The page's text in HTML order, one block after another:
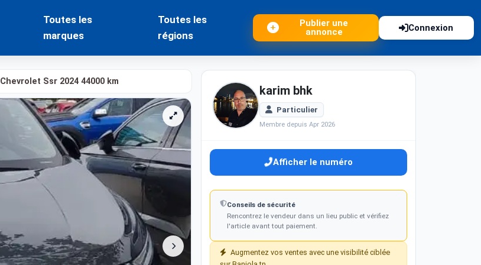
Toutes les
marques
Toutes les
régions
Publier une
annonce
Connexion
Chevrolet Ssr 2024 44000 km
karim bhk
Particulier
Membre depuis Apr 2026
Afficher le numéro
Conseils de sécurité
Rencontrez le vendeur dans un lieu public et vérifiez
l'article avant tout paiement.
Augmentez vos ventes avec une visibilité ciblée